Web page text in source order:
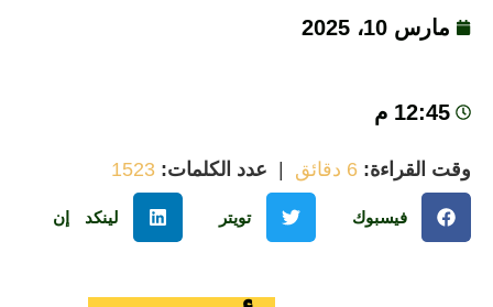
مارس 10، 2025
12:45 م
القراءة: 6 دقائق |عدد الكلمات: 1523
فيسبوك تويتر لينكد إن